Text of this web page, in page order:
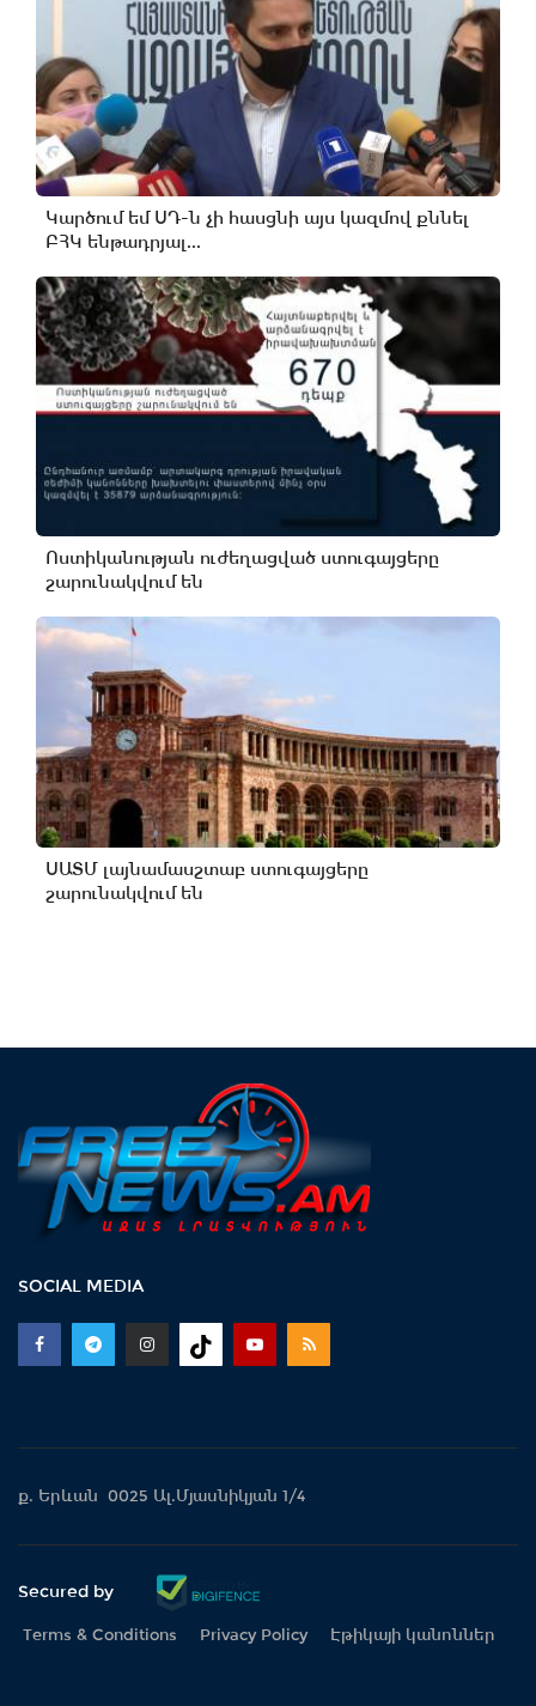
Կարծում եմ ՍԴ-ն չի հասցնի այս կազմով քննել
ԲՀԿ ենթադրյալ...
Ոստիկանության ուժեղացված ստուգայցերը
շարունակվում են
ՍԱՏՄ լայնամասշտաբ ստուգայցերը
շարունակվում են
SOCIAL MEDIA
ք. Երևան 0025 Ալ.Մյասնիկյան 1/4
Secured by
Terms & Conditions Privacy Policy Էթիկայի կանոններ